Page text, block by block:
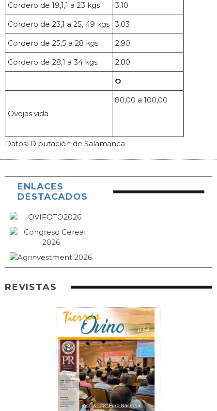
Cordero de 19,1,1 a 23 kgs 3,10
Cordero de 23,1 a 25, 49 kgs 3,03
Cordero de 25,5 a 28 kgs 2,90
Cordero de 28,1 a 34 kgs 2,80
O
Ovejas vida
80,00 a 100,00
Datos: Diputación de Salamanca
ENLACES
DESTACADOS
REVISTAS